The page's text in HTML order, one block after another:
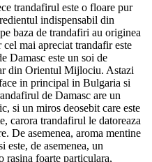
trandafirul este o floare pur
indispensabil din
baza de trandafiri au originea
mai apreciat trandafir este
Damasc este un soi de
din Orientul Mijlociu. Astazi
in principal in Bulgaria si
de Damasc are un
si un miros deosebit care este
carora trandafirul le datoreaza
De asemenea, aroma mentine
este, de asemenea, un
rasina foarte particulara,